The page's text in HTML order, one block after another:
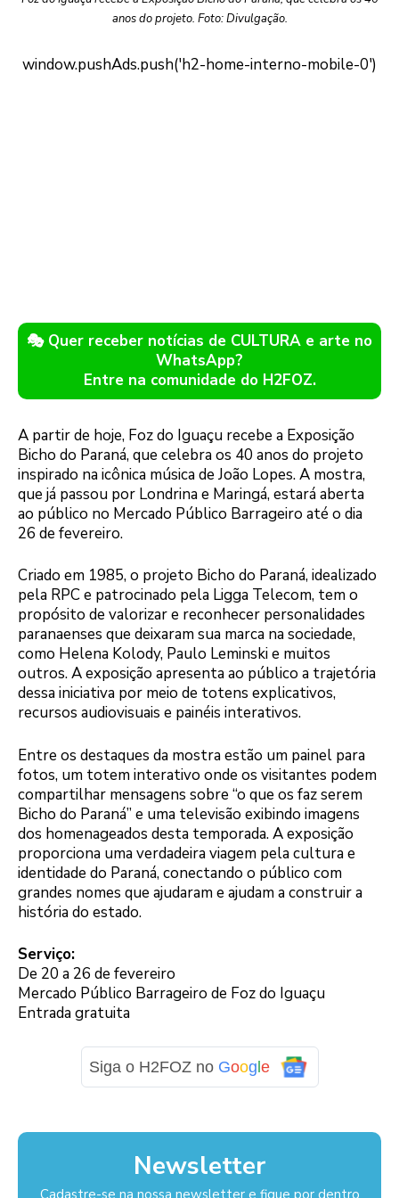
anos do projeto. Foto: Divulgação.
🎭 Quer receber notícias de CULTURA e arte no
WhatsApp?
Entre na comunidade do H2FOZ.
A partir de hoje, Foz do Iguaçu recebe a Exposição
Bicho do Paraná, que celebra os 40 anos do projeto
inspirado na icônica música de João Lopes. A mostra,
que já passou por Londrina e Maringá, estará aberta
ao público no Mercado Público Barrageiro até o dia
26 de fevereiro.
Criado em 1985, o projeto Bicho do Paraná, idealizado
pela RPC e patrocinado pela Ligga Telecom, tem o
propósito de valorizar e reconhecer personalidades
paranaenses que deixaram sua marca na sociedade,
como Helena Kolody, Paulo Leminski e muitos
outros. A exposição apresenta ao público a trajetória
dessa iniciativa por meio de totens explicativos,
recursos audiovisuais e painéis interativos.
Entre os destaques da mostra estão um painel para
fotos, um totem interativo onde os visitantes podem
compartilhar mensagens sobre “o que os faz serem
Bicho do Paraná” e uma televisão exibindo imagens
dos homenageados desta temporada. A exposição
proporciona uma verdadeira viagem pela cultura e
identidade do Paraná, conectando o público com
grandes nomes que ajudaram e ajudam a construir a
história do estado.
Serviço:
De 20 a 26 de fevereiro
Mercado Público Barrageiro de Foz do Iguaçu
Entrada gratuita
Siga o H2FOZ no Google
Newsletter
Cadastre-se na nossa newsletter e fique por dentro